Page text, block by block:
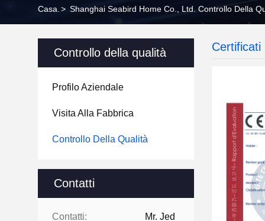
Casa. > Shanghai Seabird Home Co., Ltd. Controllo Della
Controllo della qualità
Profilo Aziendale
Visita Alla Fabbrica
Controllo Della Qualità
Contatti
Contatti: Mr. Jed
Certificati